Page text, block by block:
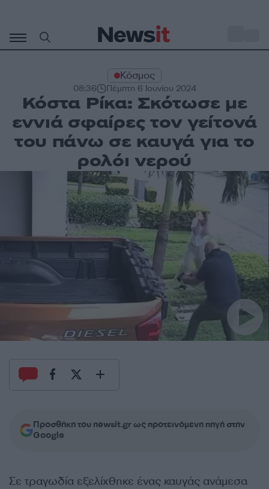
περιεχόμενο
Κόσμος
08:36 Πέμπτη 6 Ιουνίου 2024
Κόστα Ρίκα: Σκότωσε με
εννιά σφαίρες τον γείτονά
του πάνω σε καυγά για το
ρολόι νερού
Προσθήκη του newsit.gr ως προτεινόμενη πηγή στην
Google
Σε τραγωδία εξελίχθηκε ένας καυγάς ανάμεσα